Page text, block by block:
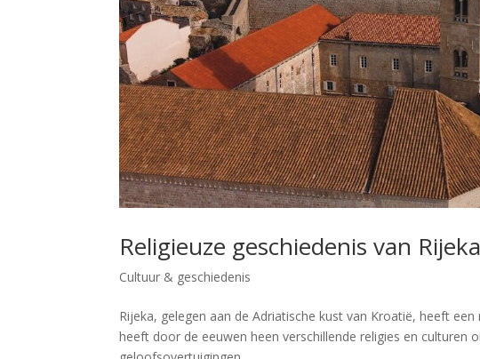
Religieuze geschiedenis van Rijeka
Cultuur & geschiedenis
Rijeka, gelegen aan de Adriatische kust van Kroatië, heeft
heeft door de eeuwen heen verschillende religies en